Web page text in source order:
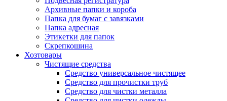
Архивные папки и короба
Папка для бумаг с завязками
Папка адресная
Этикетки для папок
Скрепкошина
Хозтовары
Чистящие средства
Средство универсальное чистящее
Средство для прочистки труб
Средство для чистки металла